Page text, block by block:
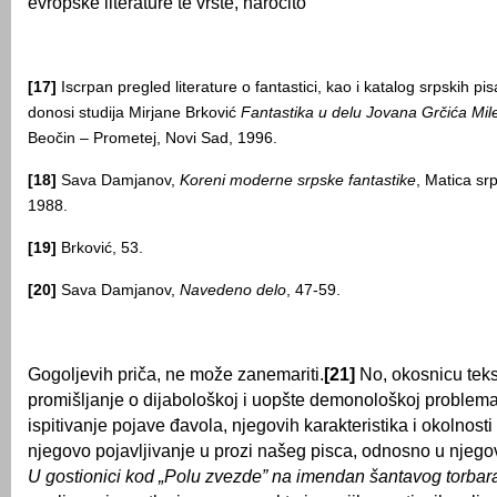
[17]
Iscrpan pregled literature o fantastici, kao i katalog srpskih
donosi studija Mirjane Brković Fantastika u delu Jovana Grčića
Beočin – Prometej, Novi Sad, 1996.
[18] Sava Damjanov, Koreni moderne srpske fantastike, Matica
1988.
[19] Brković, 53.
[20] Sava Damjanov, Navedeno delo, 47-59.
Gogoljevih priča, ne može zanemariti.[21] No, okosnicu
promišljanje o dijabološkoj i uopšte demonološkoj
ispitivanje pojave đavola, njegovih karakteristika i okolnosti
njegovo pojavljivanje u prozi našeg pisca, odnosno u
U gostionici kod „Polu zvezde” na imendan šantavog